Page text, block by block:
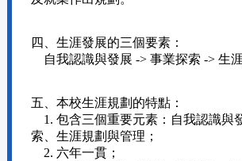
四、生涯發展的三個要素：
自我認識與發展 -> 事業探索 -> 生
五、本校生涯規劃的特點：
1. 包含三個重要元素：自我認識與
索、生涯規劃與管理；
2. 六年一貫；